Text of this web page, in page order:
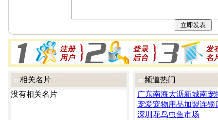
相关名片
没有相关名片
频道热门
广东南海大沥新城南宠
宠爱宠物用品加盟连锁
深圳花鸟虫鱼市场